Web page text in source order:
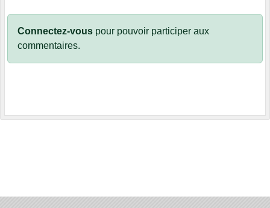
Connectez-vous pour pouvoir participer aux
commentaires.